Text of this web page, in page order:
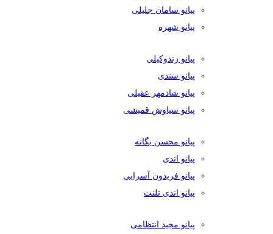
پیانو سامان جلیلی
پیانو شهره
پیانو زندوکیلی
پیانو سندی
پیانو شادمهر عقیلی
پیانو سیاوش قمیشی
پیانو محسن یگانه
پیانو اندی
پیانو فریدون آسرایی
پیانو اندی تلنت
پیانو مجید انتظامی